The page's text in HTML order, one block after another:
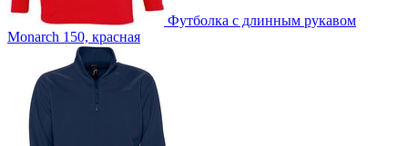
Футболка с длинным рукавом
Monarch 150, красная